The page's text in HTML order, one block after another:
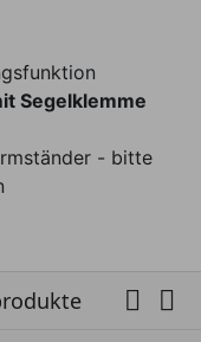
Segelklemme
- bitte
 